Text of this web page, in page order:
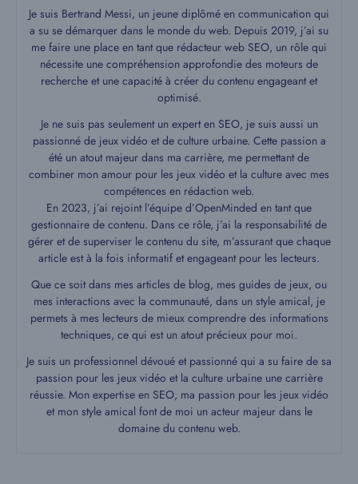
Je suis Bertrand Messi, un jeune diplômé en communication qui
a su se démarquer dans le monde du web. Depuis 2019, j’ai su
me faire une place en tant que rédacteur web SEO, un rôle qui
nécessite une compréhension approfondie des moteurs de
recherche et une capacité à créer du contenu engageant et
optimisé.
Je ne suis pas seulement un expert en SEO, je suis aussi un
passionné de jeux vidéo et de culture urbaine. Cette passion a
été un atout majeur dans ma carrière, me permettant de
combiner mon amour pour les jeux vidéo et la culture avec mes
compétences en rédaction web.
En 2023, j’ai rejoint l’équipe d’OpenMinded en tant que
gestionnaire de contenu. Dans ce rôle, j’ai la responsabilité de
gérer et de superviser le contenu du site, m’assurant que chaque
article est à la fois informatif et engageant pour les lecteurs.
Que ce soit dans mes articles de blog, mes guides de jeux, ou
mes interactions avec la communauté, dans un style amical, je
permets à mes lecteurs de mieux comprendre des informations
techniques, ce qui est un atout précieux pour moi.
Je suis un professionnel dévoué et passionné qui a su faire de sa
passion pour les jeux vidéo et la culture urbaine une carrière
réussie. Mon expertise en SEO, ma passion pour les jeux vidéo
et mon style amical font de moi un acteur majeur dans le
domaine du contenu web.